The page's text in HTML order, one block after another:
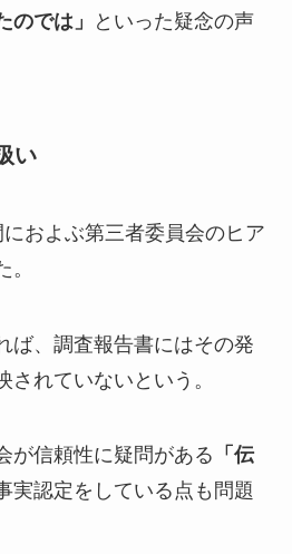
のでは」
といった疑念の声
い
およぶ第三者委員会のヒア
ば、調査報告書にはその発
れていないという。
が信頼性に疑問がある 「伝
実認定をしている点も問題